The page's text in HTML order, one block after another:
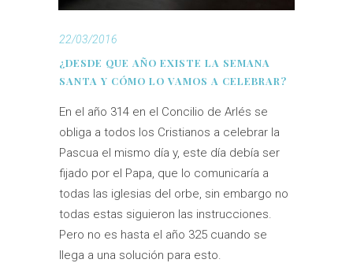
22/03/2016
¿DESDE QUE AÑO EXISTE LA SEMANA
SANTA Y CÓMO LO VAMOS A CELEBRAR?
En el año 314 en el Concilio de Arlés se
obliga a todos los Cristianos a celebrar la
Pascua el mismo día y, este día debía ser
fijado por el Papa, que lo comunicaría a
todas las iglesias del orbe, sin embargo no
todas estas siguieron las instrucciones.
Pero no es hasta el año 325 cuando se
llega a una solución para esto.